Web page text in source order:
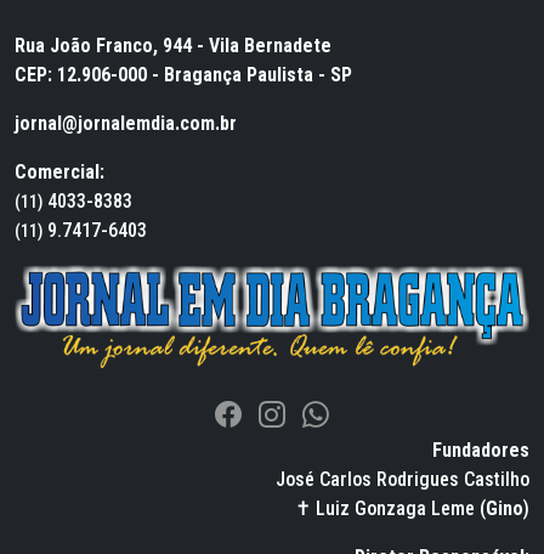
Rua João Franco, 944 - Vila Bernadete
CEP: 12.906-000 - Bragança Paulista - SP
jornal@jornalemdia.com.br
Comercial:
(11) 4033-8383
(11) 9.7417-6403
Fundadores
José Carlos Rodrigues Castilho
✝ Luiz Gonzaga Leme (Gino)